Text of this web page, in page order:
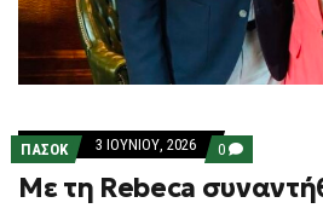
ΠΑΣΟΚ 3 ΙΟΥΝΊΟΥ, 2026 0 COMMENTS
ON
ΜΕ
ΤΗ
Με τη Rebeca